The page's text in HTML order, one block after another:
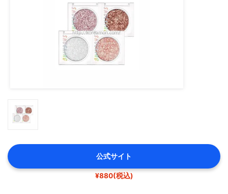
公式サイト
¥880(税込)